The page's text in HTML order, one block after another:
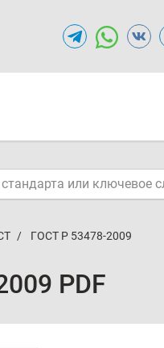
ГОСТ Р 53478-2009
PDF